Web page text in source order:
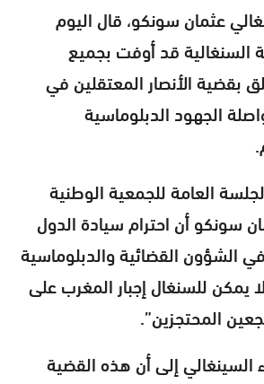
عثمان سونكو، قال اليوم
السنغالية قد أوفت بجميع
بقضية الأنصار المعتقلين في
الجهود الدبلوماسية
العامة للجمعية الوطنية
سونكو أن احترام سيادة الدول
الشؤون القضائية والدبلوماسية
يمكن للسنغال إجبار المغرب على
المحتجزين”.
السينغالي إلى أن هذه القضية